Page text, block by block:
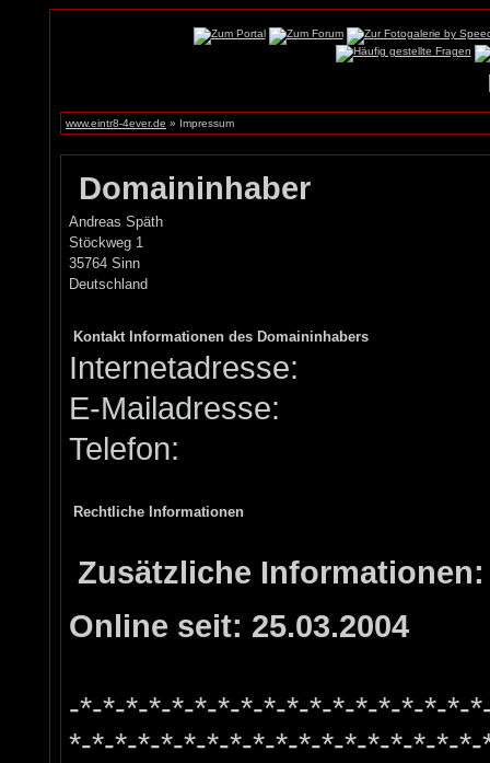
www.eintr8-4ever.de » Impressum
Domaininhaber
Andreas Späth
Stöckweg 1
35764 Sinn
Deutschland
Kontakt Informationen des Domaininhabers
Internetadresse:
E-Mailadresse:
Telefon:
Rechtliche Informationen
Zusätzliche Informationen:
Online seit: 25.03.2004
-*-*-*-*-*-*-*-*-*-*-*-*-*-*-*-*-*-
*-*-*-*-*-*-*-*-*-*-*-*-*-*-*-*-*-